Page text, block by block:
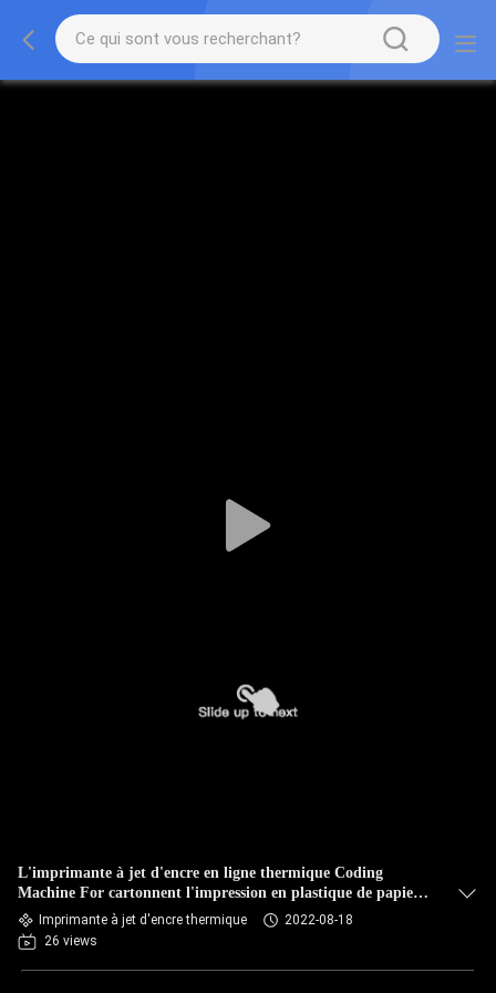
L'imprimante à jet d'encre en ligne thermique Coding
Machine For cartonnent l'impression en plastique de papier
en métal
Imprimante à jet d'encre thermique
2022-08-18
26 views